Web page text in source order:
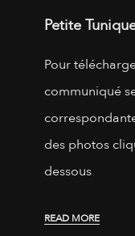
Petite
Pour
communiqué
des photos
dessous
READ MORE